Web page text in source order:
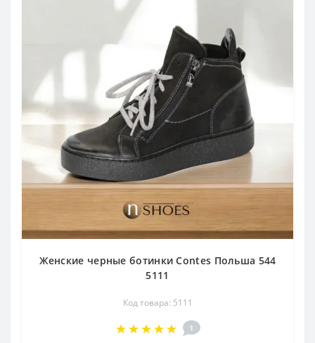
Женские черные ботинки Contes Польша 544
5111
Код товара: 5111
1